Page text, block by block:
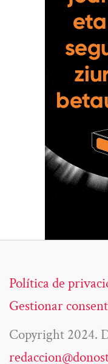
Política de
Gestionar
Copyright 2024.